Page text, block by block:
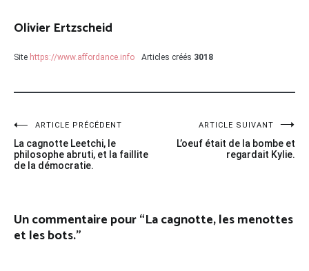
Olivier Ertzscheid
Site https://www.affordance.info Articles créés 3018
Navigation
de
ARTICLE PRÉCÉDENT
La cagnotte Leetchi, le
philosophe abruti, et la faillite
de la démocratie.
ARTICLE SUIVANT
L’oeuf était de la bombe et
regardait Kylie.
Un commentaire pour “La cagnotte, les menottes
et les bots.”